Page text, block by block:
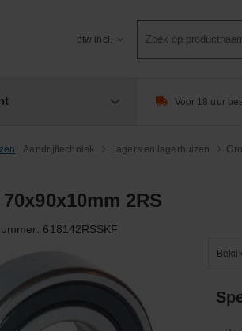
btw incl.
zoeken
Voor 18 uur
Aandrijftechniek Lagers en lagerhuizen
2RS
618142RSSKF